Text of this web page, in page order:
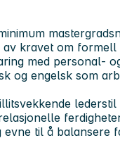
kravet om formell
med personal-
og engelsk som
lederstil
til å balansere